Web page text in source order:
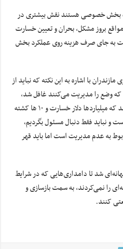
بخش خصوصی هستند نقش بیشتری در
بروز مشکل، بحران و تعیین خسارت
به جای صرف هزینه روی عملکرد بخش
با اشاره به این نکته که نباید از
وضع را مدیریت می‌کنند غافل شد،
تصریح کرد: در آمریکا هم سیلی آمد که میلیاردها دلار خسارت و ۱۰ ها کشته
و نباید فقط دنبال مسئول بگردیم،
به عدم مدیریت است اما باید قهر
شد تا دامداری‌هایی که در شرایط
را نمی‌کردند، به سمت بازسازی و
کنند.